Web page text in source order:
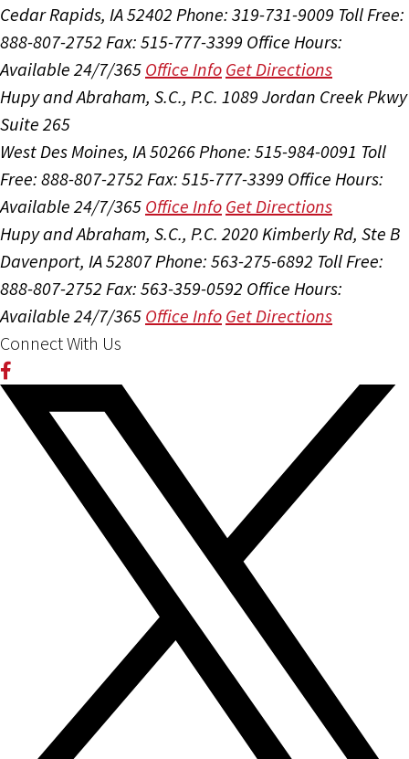
Cedar Rapids, IA 52402 Phone: 319-731-9009 Toll Free:
888-807-2752 Fax: 515-777-3399 Office Hours:
Available 24/7/365 Office Info Get Directions
Hupy and Abraham, S.C., P.C. 1089 Jordan Creek Pkwy
Suite 265
West Des Moines, IA 50266Phone: 515-984-0091 Toll
Free: 888-807-2752 Fax: 515-777-3399 Office Hours:
Available 24/7/365 Office Info Get Directions
Hupy and Abraham, S.C., P.C. 2020 Kimberly Rd, Ste B
Davenport, IA 52807Phone: 563-275-6892 Toll Free:
888-807-2752 Fax: 563-359-0592 Office Hours:
Available 24/7/365 Office Info Get Directions
Connect With Us